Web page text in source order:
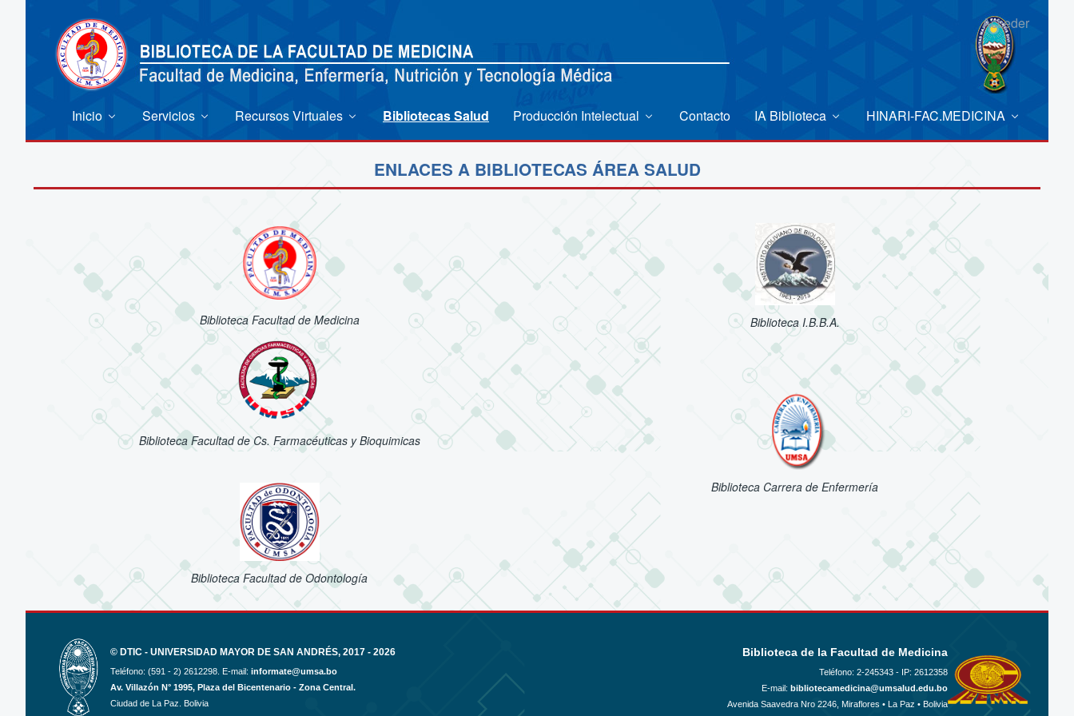
Acceder
Inicio Servicios Recursos Virtuales Bibliotecas Salud Producción Intelectual Contacto IA Biblioteca HINARI-FAC.MEDICINA
ENLACES A BIBLIOTECAS ÁREA SALUD
Biblioteca Facultad de Medicina
Biblioteca Facultad de Cs. Farmacéuticas y Bioquimicas
Biblioteca Facultad de Odontología
Biblioteca I.B.B.A.
Biblioteca Carrera de Enfermería
© DTIC - UNIVERSIDAD MAYOR DE SAN ANDRÉS, 2017 - 2026
Teléfono: (591 - 2) 2612298. E-mail: informate@umsa.bo
Av. Villazón N° 1995, Plaza del Bicentenario - Zona Central.
Ciudad de La Paz. Bolivia
Biblioteca de la Facultad de Medicina
Teléfono: 2-245343 - IP: 2612358
E-mail: bibliotecamedicina@umsalud.edu.bo
Avenida Saavedra Nro 2246, Miraflores • La Paz • Bolivia